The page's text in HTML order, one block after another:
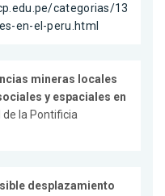
categorias/13
en-el-peru.html
mineras locales
y espaciales en
de la Pontificia
desplazamiento